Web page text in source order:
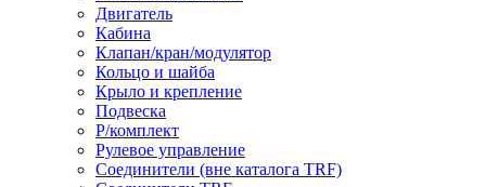
Двигатель
Кабина
Клапан/кран/модулятор
Кольцо и шайба
Крыло и крепление
Подвеска
Р/комплект
Рулевое управление
Соединители (вне каталога TRF)